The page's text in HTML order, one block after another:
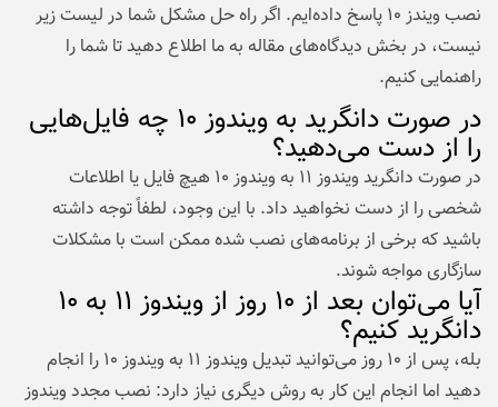
نصب ویندز ۱۰ پاسخ داده‌ایم. اگر راه حل مشکل شما در لیست زیر
نیست، در بخش دیدگاه‌های مقاله به ما اطلاع دهید تا شما را
راهنمایی کنیم.
در صورت دانگرید به ویندوز ۱۰ چه فایل‌هایی
را از دست می‌دهید؟
در صورت دانگرید ویندوز ۱۱ به ویندوز ۱۰ هیچ فایل یا اطلاعات
شخصی را از دست نخواهید داد. با این وجود، لطفاً توجه داشته
باشید که برخی از برنامه‌های نصب شده ممکن است با مشکلات
سازگاری مواجه شوند.
آیا می‌توان بعد از ۱۰ روز از ویندوز ۱۱ به ۱۰
دانگرید کنیم؟
بله، پس از ۱۰ روز می‌توانید تبدیل ویندوز ۱۱ به ویندوز ۱۰ را انجام
دهید اما انجام این کار به روش دیگری نیاز دارد: نصب مجدد ویندوز